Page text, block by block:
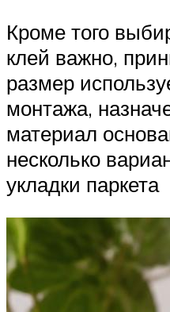
Кроме того
клей важно,
размер
монтажа,
материал
несколько
укладки паркета